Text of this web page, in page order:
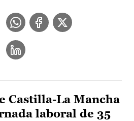
Castilla-La Mancha
laboral de 35